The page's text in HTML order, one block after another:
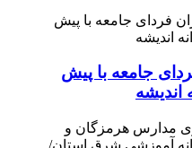
جامعه با پیش
اندیشه